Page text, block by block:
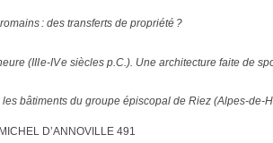
: des transferts de propriété ?
(III e-IV e siècles p.C.). Une architecture faite de
bâtiments du groupe épiscopal de Riez (Alpes-de-
D’ANNOVILLE 491